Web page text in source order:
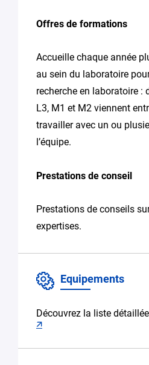
Offres de formations
Accueille chaque année
au sein du laboratoire
recherche en laboratoire :
L3, M1 et M2 viennent
travailler avec un ou
l’équipe.
Prestations de conseil
Prestations de conseils
expertises.
Equipements
Découvrez la liste
🡭